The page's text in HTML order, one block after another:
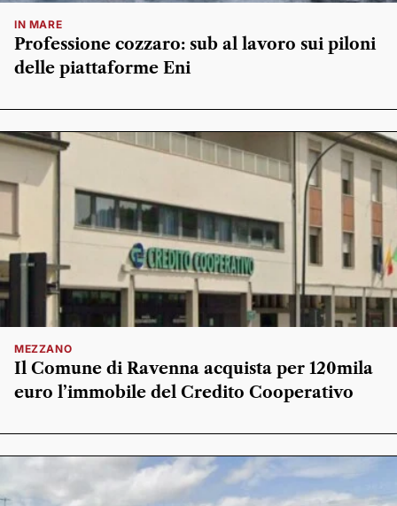
IN MARE
Professione cozzaro: sub al lavoro sui piloni
delle piattaforme Eni
MEZZANO
Il Comune di Ravenna acquista per 120mila
euro l’immobile del Credito Cooperativo